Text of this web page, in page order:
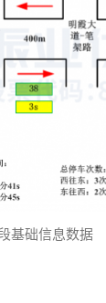
基础信息数据